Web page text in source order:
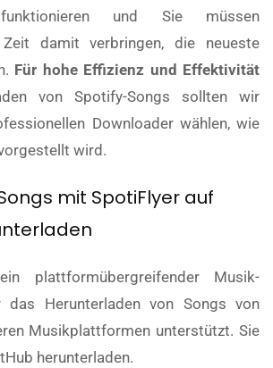
und Sie müssen
Zeit damit verbringen, die neueste
Für hohe Effizienz und Effektivität
von Spotify-Songs sollten wir
Downloader wählen, wie
wird.
mit SpotiFlyer auf
plattformübergreifender Musik-
das Herunterladen von Songs von
Musikplattformen unterstützt. Sie
herunterladen.